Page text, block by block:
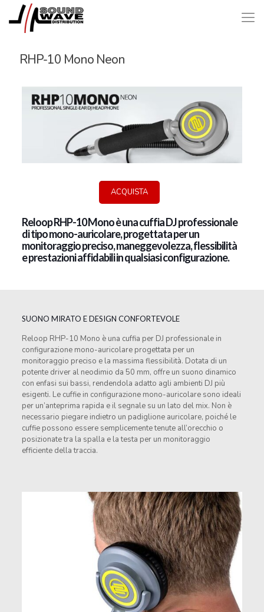
RHP-10 Mono Neon
ACQUISTA
Reloop RHP-10 Mono è una cuffia DJ professionale
di tipo mono-auricolare, progettata per un
monitoraggio preciso, maneggevolezza, flessibilità
e prestazioni affidabili in qualsiasi configurazione.
SUONO MIRATO E DESIGN CONFORTEVOLE
Reloop RHP-10 Mono è una cuffia per DJ professionale in
configurazione mono-auricolare progettata per un
monitoraggio preciso e la massima flessibilità. Dotata di un
potente driver al neodimio da 50 mm, offre un suono dinamico
con enfasi sui bassi, rendendola adatto agli ambienti DJ più
esigenti. Le cuffie in configurazione mono-auricolare sono ideali
per un’anteprima rapida e il segnale su un lato del mix. Non è
necessario piegare indietro un padiglione auricolare, poiché le
cuffie possono essere semplicemente tenute all’orecchio o
posizionate tra la spalla e la testa per un monitoraggio
efficiente della traccia.